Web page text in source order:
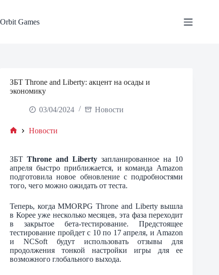
content
Orbit Games
ЗБТ Throne and Liberty: акцент на осады и
экономику
03/04/2024 Новости
Новости
ЗБТThrone and Liberty запланированное на 10
апреля быстро приближается, и команда Amazon
подготовила новое обновление с подробностями
того, чего можно ожидать от теста.
Теперь, когда MMORPG Throne and Liberty вышла
в Корее уже несколько месяцев, эта фаза переходит
в закрытое бета-тестирование. Предстоящее
тестирование пройдет с 10 по 17 апреля, и Amazon
и NCSoft будут использовать отзывы для
продолжения тонкой настройки игры для ее
возможного глобального выхода.